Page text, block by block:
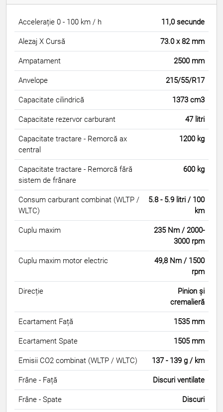
Accelerație 0 - 100 km / h 11,0 secunde
Alezaj X Cursă 73.0 x 82 mm
Ampatament 2500 mm
Anvelope 215/55/R17
Capacitate cilindrică 1373 cm3
Capacitate rezervor carburant 47 litri
Capacitate tractare - Remorcă ax
central
1200 kg
Capacitate tractare - Remorcă fără
sistem de frânare
600 kg
Consum carburant combinat (WLTP /
WLTC)
5.8 - 5.9 litri / 100
km
Cuplu maxim
235 Nm / 2000-
3000 rpm
Cuplu maxim motor electric
49,8 Nm / 1500
rpm
Direcție
Pinion și
cremalieră
Ecartament Față 1535 mm
Ecartament Spate 1505 mm
Emisii CO2 combinat (WLTP / WLTC) 137 - 139 g / km
Frâne - Față Discuri ventilate
Frâne - Spate Discuri